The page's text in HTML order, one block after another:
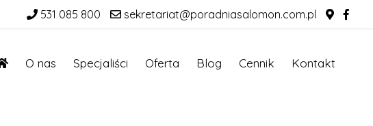
531 085 800 sekretariat@poradniasalomon.com.pl
O nas Specjaliści Oferta Blog Cennik Kontakt